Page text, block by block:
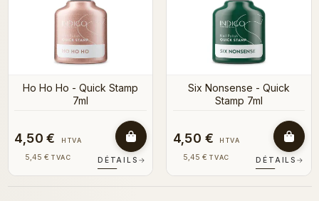
Ho Ho Ho - Quick Stamp
7ml
4,50 € HTVA
5,45 € TVAC DÉTAILS →
Six Nonsense - Quick
Stamp 7ml
4,50 € HTVA
5,45 € TVAC DÉTAILS →